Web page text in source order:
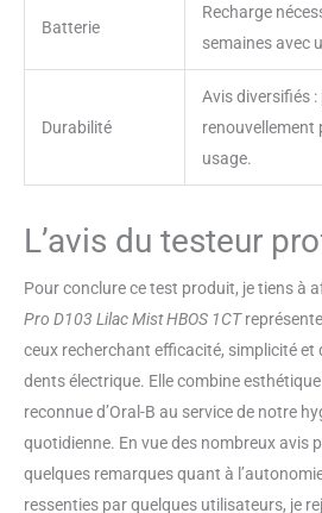
Batterie
Recharge
semaines avec
Durabilité
Avis diversifiés
renouvellement
usage.
L’avis du testeur
Pour conclure ce test produit, je tiens à
Pro D103 Lilac Mist HBOS 1CT
ceux recherchant efficacité, simplicité et
dents électrique. Elle combine
reconnue d’Oral-B au service de notre
quotidienne. En vue des nombreux avis
quelques remarques quant à
ressenties par quelques utilisateurs, je